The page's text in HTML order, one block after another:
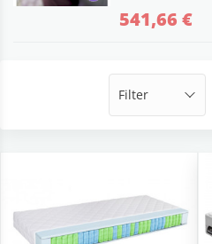
541,66 €
Filter